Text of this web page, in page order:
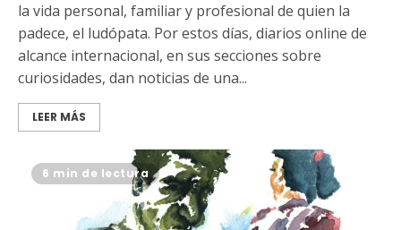
la vida personal, familiar y profesional de quien la
padece, el ludópata. Por estos días, diarios online de
alcance internacional, en sus secciones sobre
curiosidades, dan noticias de una...
LEER MÁS
6 min de lectura